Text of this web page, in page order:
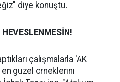
diye konuştu.
çalışmalarla 'AK
en güzel örneklerini